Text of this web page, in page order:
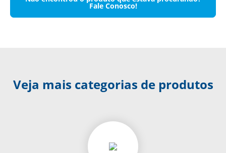
Fale Conosco!
Veja mais categorias de produtos